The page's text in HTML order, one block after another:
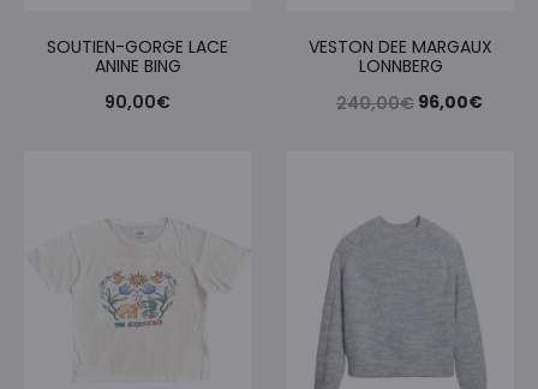
SOUTIEN-GORGE LACE
ANINE BING
90,00€
VESTON DEE MARGAUX
LONNBERG
240,00€ Le
240,00€.
96,00€